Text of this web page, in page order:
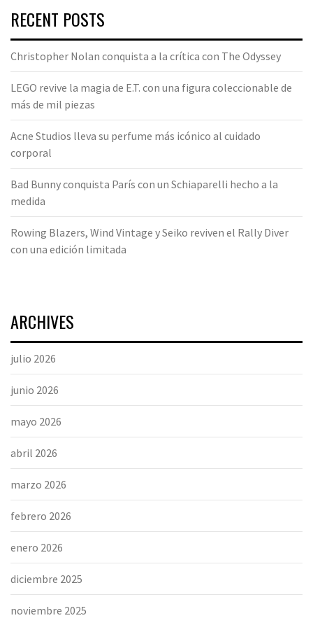
RECENT POSTS
Christopher Nolan conquista a la crítica con The Odyssey
LEGO revive la magia de E.T. con una figura coleccionable de
más de mil piezas
Acne Studios lleva su perfume más icónico al cuidado
corporal
Bad Bunny conquista París con un Schiaparelli hecho a la
medida
Rowing Blazers, Wind Vintage y Seiko reviven el Rally Diver
con una edición limitada
ARCHIVES
julio 2026
junio 2026
mayo 2026
abril 2026
marzo 2026
febrero 2026
enero 2026
diciembre 2025
noviembre 2025